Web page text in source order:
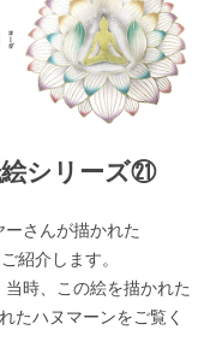
MAHAYOGI
ログ
シリーズ㉑
さんが描かれた
紹介します。
時、この絵を描かれた
たハヌマーンをご覧く